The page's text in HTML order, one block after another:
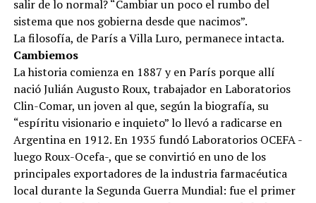
salir de lo normal? “Cambiar un poco el rumbo del
sistema que nos gobierna desde que nacimos”.
La filosofía, de París a Villa Luro, permanece intacta.
Cambiemos
La historia comienza en 1887 y en París porque allí
nació Julián Augusto Roux, trabajador en Laboratorios
Clin-Comar, un joven al que, según la biografía, su
“espíritu visionario e inquieto” lo llevó a radicarse en
Argentina en 1912. En 1935 fundó Laboratorios OCEFA -
luego Roux-Ocefa-, que se convirtió en uno de los
principales exportadores de la industria farmacéutica
local durante la Segunda Guerra Mundial: fue el primer